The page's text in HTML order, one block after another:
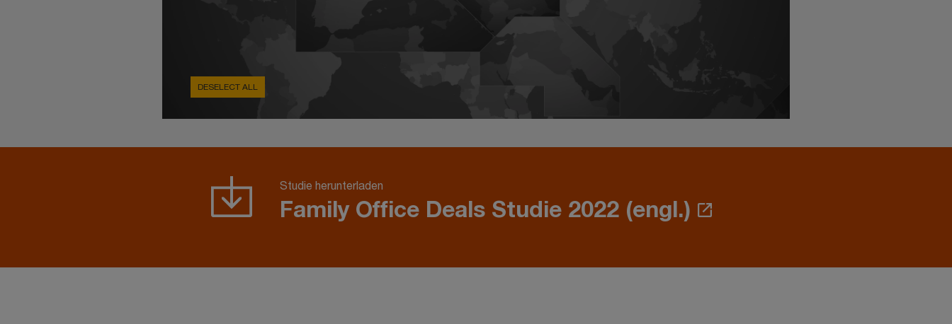
DESELECT ALL
Studie herunterladen
Family Office Deals Studie 2022 (engl.)